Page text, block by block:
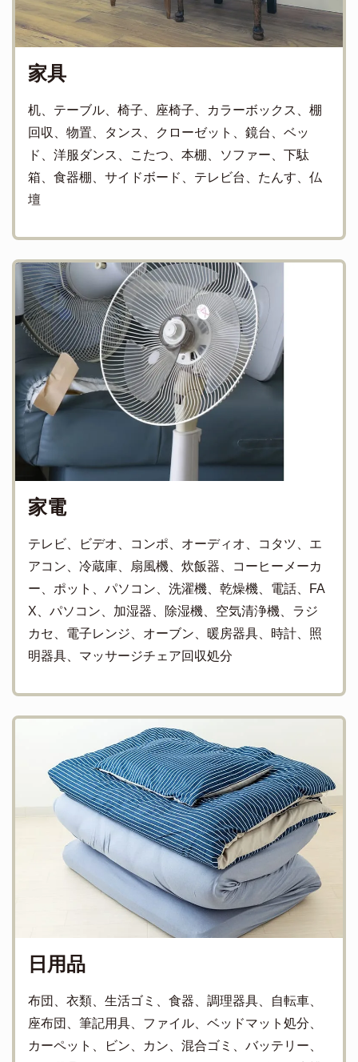
家具
机、テーブル、椅子、座椅子、カラーボックス、棚
回収、物置、タンス、クローゼット、鏡台、ベッ
ド、洋服ダンス、こたつ、本棚、ソファー、下駄
箱、食器棚、サイドボード、テレビ台、たんす、仏
壇
家電
テレビ、ビデオ、コンポ、オーディオ、コタツ、エ
アコン、冷蔵庫、扇風機、炊飯器、コーヒーメーカ
ー、ポット、パソコン、洗濯機、乾燥機、電話、FA
X、パソコン、加湿器、除湿機、空気清浄機、ラジ
カセ、電子レンジ、オーブン、暖房器具、時計、照
明器具、マッサージチェア回収処分
日用品
布団、衣類、生活ゴミ、食器、調理器具、自転車、
座布団、筆記用具、ファイル、ベッドマット処分、
カーペット、ビン、カン、混合ゴミ、バッテリー、